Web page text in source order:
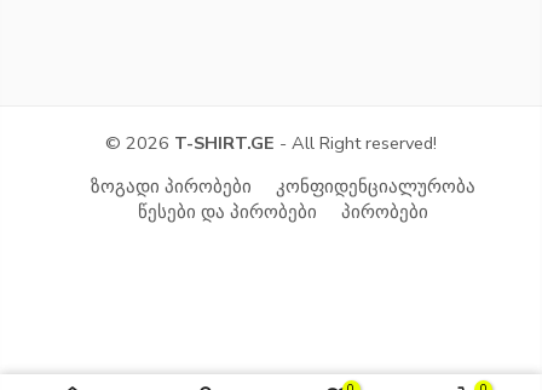
© 2026 T-SHIRT.GE - All Right reserved!
ზოგადი პირობები
კონფიდენციალურობა
წესები და პირობები
პირობები